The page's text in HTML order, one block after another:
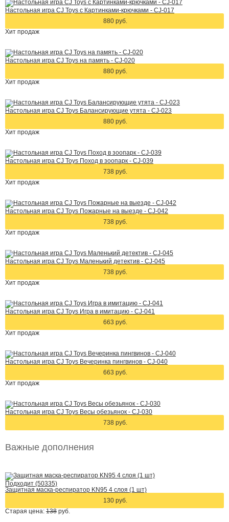
Настольная игра CJ Toys с Картинками-крючками - CJ-017
880 руб.
Хит продаж
Настольная игра CJ Toys на память - CJ-020
880 руб.
Хит продаж
Настольная игра CJ Toys Балансирующие утята - CJ-023
880 руб.
Хит продаж
Настольная игра CJ Toys Поход в зоопарк - CJ-039
738 руб.
Хит продаж
Настольная игра CJ Toys Пожарные на выезде - CJ-042
738 руб.
Хит продаж
Настольная игра CJ Toys Маленький детектив - CJ-045
738 руб.
Хит продаж
Настольная игра CJ Toys Игра в имитацию - CJ-041
663 руб.
Хит продаж
Настольная игра CJ Toys Вечеринка пингвинов - CJ-040
663 руб.
Хит продаж
Настольная игра CJ Toys Весы обезьянок - CJ-030
738 руб.
Важные дополнения
Подходит (50335)
Защитная маска-респиратор KN95 4 слоя (1 шт)
130 руб.
Старая цена: 138 руб.